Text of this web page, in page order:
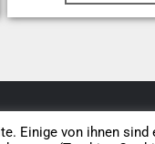
Einige von ihnen